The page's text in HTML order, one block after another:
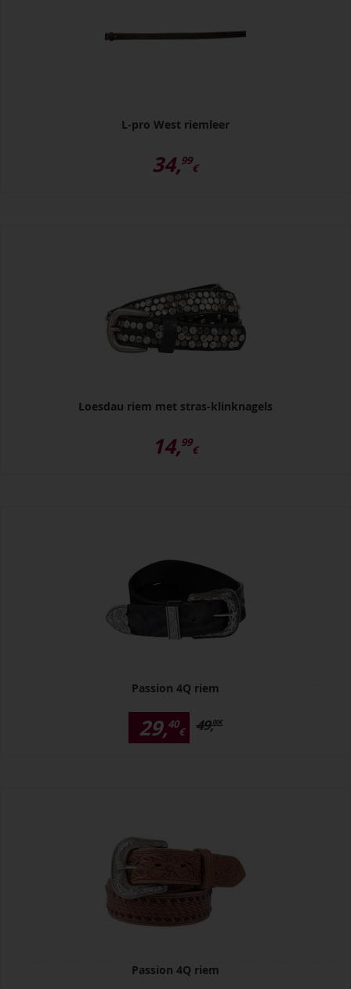
L-pro West riemleer
34,99
€
Loesdau riem met stras-klinknagels
14,99
€
Passion 4Q riem
29,40
€ 49,00€
Passion 4Q riem